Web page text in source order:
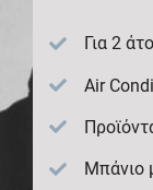
Για 2
Air
Μπάνιο